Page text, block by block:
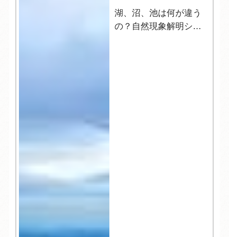
湖、沼、池は何が違う
の？自然現象解明シリ